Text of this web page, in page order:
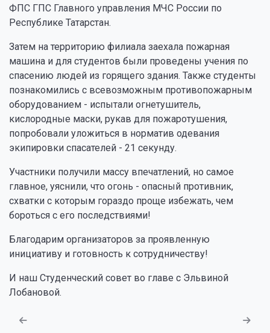
ФПС ГПС Главного управления МЧС России по
Республике Татарстан.
Затем на территорию филиала заехала пожарная
машина и для студентов были проведены учения по
спасению людей из горящего здания. Также студенты
познакомились с всевозможным противопожарным
оборудованием - испытали огнетушитель,
кислородные маски, рукав для пожаротушения,
попробовали уложиться в норматив одевания
экипировки спасателей - 21 секунду.
Участники получили массу впечатлений, но самое
главное, уяснили, что огонь - опасный противник,
схватки с которым гораздо проще избежать, чем
бороться с его последствиями!
Благодарим организаторов за проявленную
инициативу и готовность к сотрудничеству!
И наш Студенческий совет во главе с Эльвиной
Лобановой.